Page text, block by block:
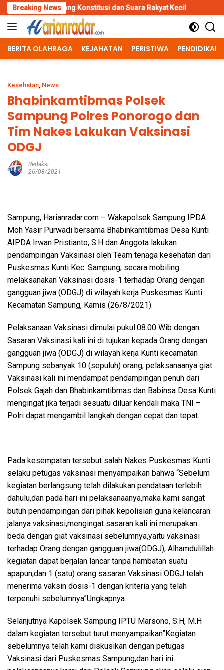
Skip
to
content
Breaking News
Konstitusi dan Suara Rakyat Kecil Inovasi Srikandi
BERITA OLAHRAGA KEJAHATAN PERISTIWA PENDIDIKAN
Kesehatan, News
Bhabinkamtibmas Polsek
Sampung Polres Ponorogo dan
Tim Nakes Lakukan Vaksinasi
ODGJ
Redaksi
26/08/2021
Sampung, Harianradar.com – Wakapolsek Sampung IPDA
Moh Yasir Purwadi bersama Bhabinkamtibmas Desa Kunti
AIPDA Irwan Pristianto, S.H dan Anggota lakukan
pendampingan Vaksinasi oleh Team tenaga kesehatan dari
Puskesmas Kunti Kec. Sampung, secara mobiling
melaksanakan Vaksinasi dosis-1 terhadap Orang dengan
gangguan jiwa (ODGJ) di wilayah kerja Puskesmas Kunti
Kecamatan Sampung, Kamis (26/8/2021).
Pelaksanaan Vaksinasi dimulai pukul.08.00 Wib dengan
Sasaran Vaksinasi kali ini di tujukan kepada Orang dengan
gangguan jiwa (ODGJ) di wilayah kerja Kunti kecamatan
Sampung sebanyak 10 (sepuluh) orang, pelaksanaanya giat
Vaksinasi kali ini mendampat pendampingan penuh dari
Polsek Gajah dan Bhabinkamtibmas dan Babinsa Desa Kunti
mengingat jika terjadi sesuatu diluar kendali maka TNI –
Polri dapat mengambil langkah dengan cepat dan tepat.
Pada kesempatan tersebut salah Nakes Puskesmas Kunti
selaku petugas vaksinasi menyampaikan bahwa “Sebelum
kegiatan berlangsung telah dilakukan pendataan terlebih
dahulu,dan pada hari ini pelaksanaanya,maka kami sangat
butuh pendampingan dari pihak kepolisian guna kelancaran
jalanya vaksinasi,mengingat sasaran kali ini merupakan
beda dengan giat vaksinasi sebelumnya,yaitu vaksinasi
terhadap Orang dengan gangguan jiwa(ODGJ), Alhamdulillah
kegiatan dapat berjalan lancar tanpa hambatan suatu
apapun,dan 1 (satu) orang sasaran Vaksinasi ODGJ telah
menerima vaksin dosis-1 dengan kriteria yang telah
terpenuhi sebelumnya”Ungkapnya.
Selanjutnya Kapolsek Sampung IPTU Marsono, S.H, M.H
dalam kegiatan tersebut turut menyampaikan”Kegiatan
sebelumnya telah kami diskusikan dengan petugas
Vaksinasi dari Puskesmas Sampung,dan hari ini